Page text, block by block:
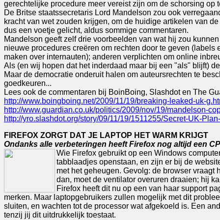
gerechtelijke procedure meer vereist zijn om de schorsing op
De Britse staatssecretaris Lord Mandelson zou ook
kracht van wet zouden krijgen, om de huidige artikelen van
dus een voetje gelicht, aldus sommige commentaren.
Mandelson geeft zelf drie voorbeelden van wat hij zou
nieuwe procedures creëren om rechten door te geven
maken over internauten); anderen verplichten om online
Als (en wij hopen dat het inderdaad maar bij een "als" blijft)
Maar de democratie onderuit halen om auteursrechten te
goedkeuren...
Lees ook de commentaren bij BoinBoing, Slashdot en The
http://www.boingboing.net/2009/11/19/breaking-leaked-uk-
http://www.guardian.co.uk/politics/2009/nov/19/mandelson-
http://yro.slashdot.org/story/09/11/19/1511255/Secret-UK-
FIREFOX ZORGT DAT JE LAPTOP HET WARM KRIJGT
Ondanks alle verbeteringen heeft Firefox nog altijd een
Wie Firefox gebruikt op een Windows
tabblaadjes openstaan, en zijn er bij de
met het geheugen. Gevolg: de browser
dan, moet de ventilator overuren draaien; hij
Firefox heeft dit nu op een van haar support
merken. Maar laptopgebruikers zullen mogelijk met dit
sluiten, en wachten tot de processor wat afgekoeld is. Een
tenzij jij dit uitdrukkelijk toestaat.